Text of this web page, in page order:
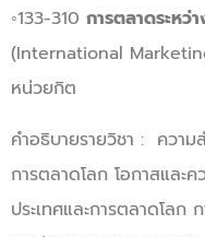
◦133-310 การตลาดระหว่
(International
หน่วยกิต
คำอธิบายรายวิชา : ความ
การตลาดโลก โอกาสและ
ประเทศและการตลาดโลก